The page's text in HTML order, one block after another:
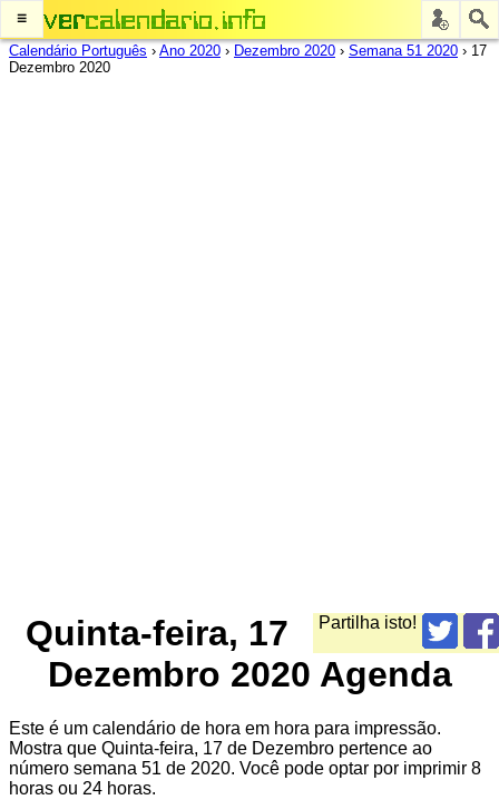
≡
Calendário Português › Ano 2020 › Dezembro 2020 › Semana 51 2020 › 17
Dezembro 2020
Partilha isto!
Quinta-feira, 17
Dezembro 2020 Agenda
Este é um calendário de hora em hora para impressão.
Mostra que Quinta-feira, 17 de Dezembro pertence ao
número semana 51 de 2020. Você pode optar por imprimir 8
horas ou 24 horas.